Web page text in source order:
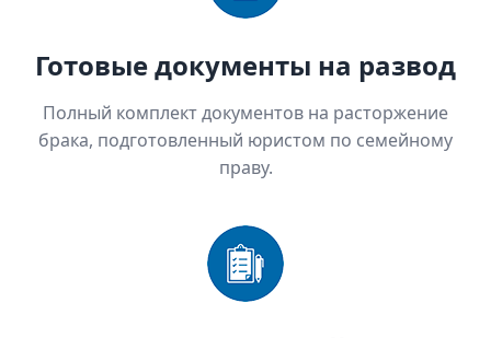
Готовые документы на развод
Полный комплект документов на расторжение
брака, подготовленный юристом по семейному
праву.